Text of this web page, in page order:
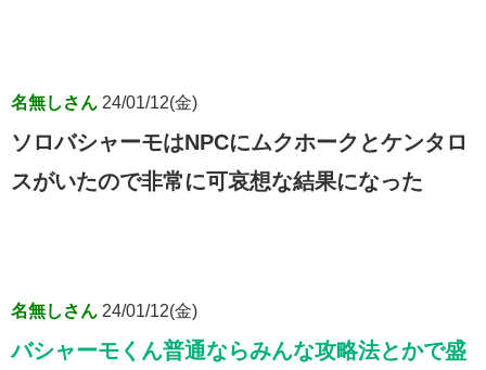
名無しさん 24/01/12(金)
ソロバシャーモはNPCにムクホークとケンタロ
スがいたので非常に可哀想な結果になった
名無しさん 24/01/12(金)
バシャーモくん普通ならみんな攻略法とかで盛